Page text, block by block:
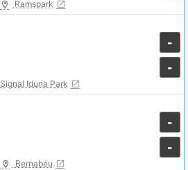
Ramspark
-
-
Signal Iduna Park
-
-
Bernabéu